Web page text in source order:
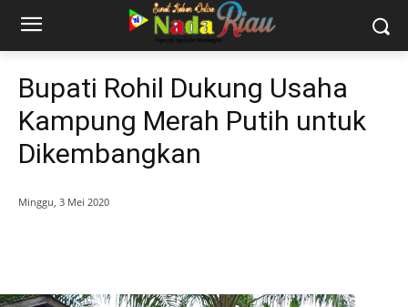
Bupati Rohil Dukung Usaha
Kampung Merah Putih untuk
Dikembangkan
Minggu, 3 Mei 2020